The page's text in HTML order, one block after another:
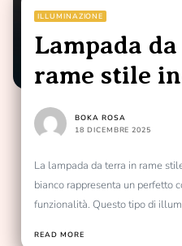
ILLUMINAZIONE
Lampada
rame stile
con base in
bianco
BOKA ROSA
18 DICEMBRE 2025
La lampada da terra in rame
bianco rappresenta un perfetto
funzionalità. Questo tipo di
READ MORE